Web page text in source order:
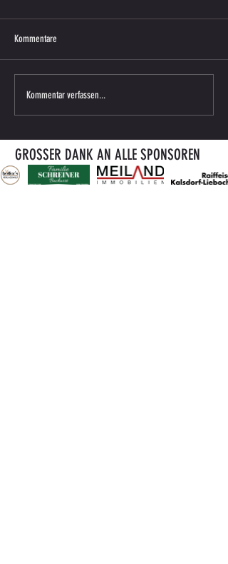
Saisonkarte 2026/27 ab sofort
erhältlich
Kommentare
Kommentar verfassen...
GROSSER DANK AN ALLE SPONSOREN